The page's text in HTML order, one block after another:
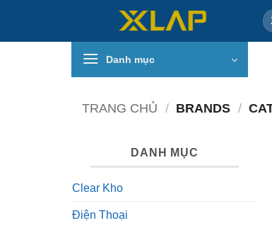
nội
Danh mục
TRANG CHỦ / BRANDS /
DANH MỤC
Clear Kho
Điện Thoại